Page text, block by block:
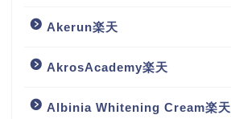
Akerun楽天
AkrosAcademy楽天
Albinia Whitening Cream楽天